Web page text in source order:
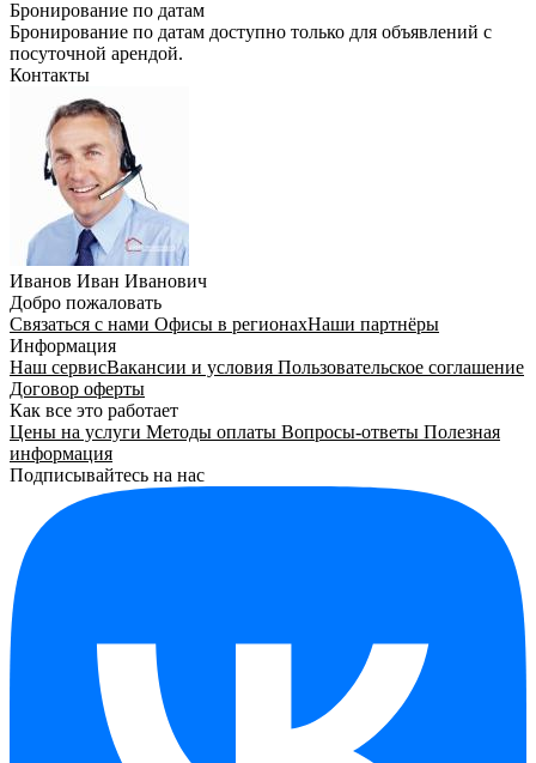
Бронирование по датам
Бронирование по датам доступно только для объявлений с
посуточной арендой.
Контакты
Иванов Иван Иванович
Добро пожаловать
Связаться с нами Офисы в регионахНаши партнёры
Информация
Наш сервисВакансии и условия Пользовательское соглашение
Договор оферты
Как все это работает
Цены на услуги Методы оплаты Вопросы-ответы Полезная
информация
Подписывайтесь на нас